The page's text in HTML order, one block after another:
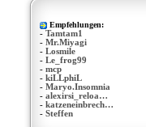
Empfehlungen:
- Tamtam1
- Mr.Miyagi
- Losmile
- Le_frog99
- mcp
- kiLLphiL
- Maryo.Insomnia
- alexirsi_reloa…
- katzeneinbrech…
- Steffen